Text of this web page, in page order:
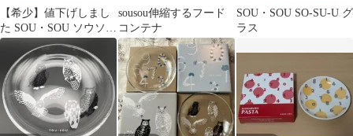
【希少】値下げしまし
た SOU・SOU ソウソウ
なべつかみ
sousou伸縮するフード
コンテナ
SOU・SOU SO-SU-U グ
ラス